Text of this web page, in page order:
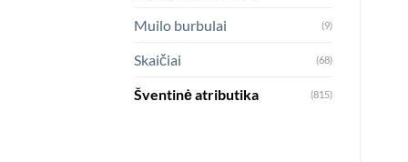
Muilo burbulai (9)
Skaičiai (68)
Šventinė atributika (815)